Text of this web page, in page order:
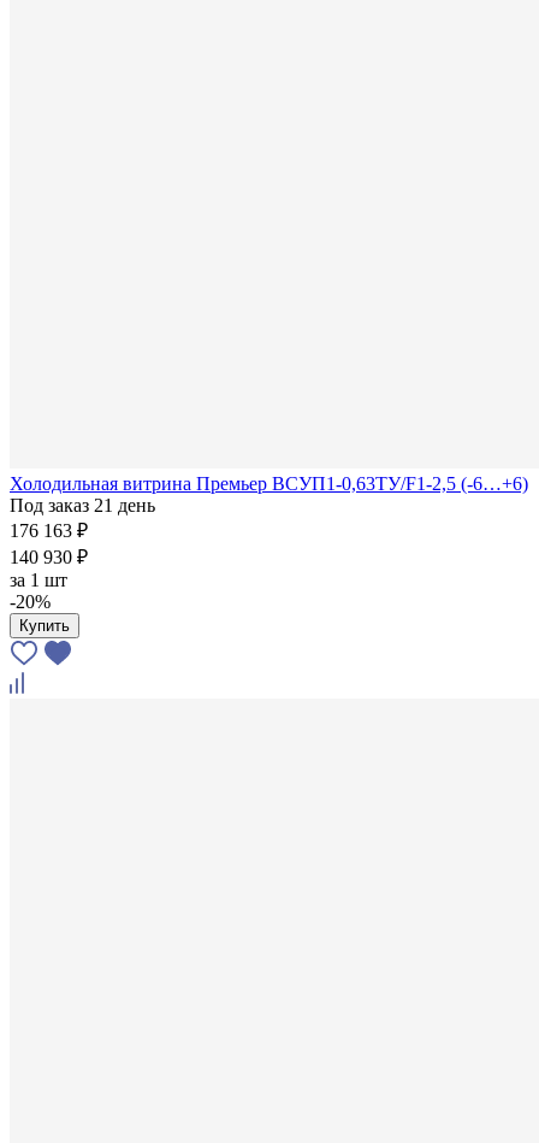
Холодильная витрина Премьер ВСУП1-0,63ТУ/F1-2,5 (-6…+6)
Под заказ 21 день
176 163 ₽
140 930 ₽
за 1 шт
-20%
Купить